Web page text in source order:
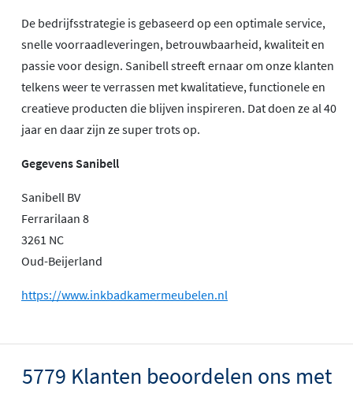
De bedrijfsstrategie is gebaseerd op een optimale service,
snelle voorraadleveringen, betrouwbaarheid, kwaliteit en
passie voor design. Sanibell streeft ernaar om onze klanten
telkens weer te verrassen met kwalitatieve, functionele en
creatieve producten die blijven inspireren. Dat doen ze al 40
jaar en daar zijn ze super trots op.
Gegevens Sanibell
Sanibell BV
Ferrarilaan 8
3261 NC
Oud-Beijerland
https://www.inkbadkamermeubelen.nl
5779 Klanten beoordelen ons met